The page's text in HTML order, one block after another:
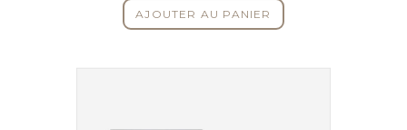
AJOUTER AU PANIER